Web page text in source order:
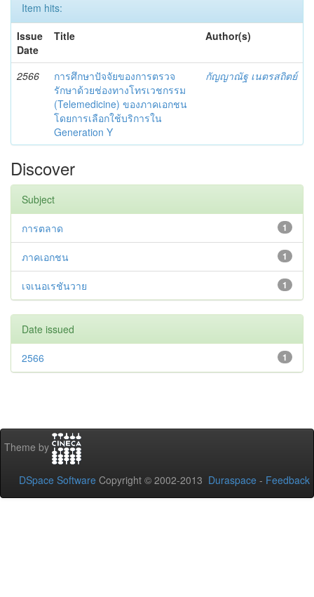
Item hits:
Issue
Date
Title Author(s)
2566
การศึกษาปัจจัยของการตรวจ
รักษาด้วยช่องทางโทรเวชกรรม
(Telemedicine) ของภาคเอกชน
โดยการเลือกใช้บริการใน
Generation Y
กัญญาณัฐ เนตรสถิตย์
Discover
Subject
1
การตลาด
1
ภาคเอกชน
1
เจเนอเรชันวาย
Date issued
1
2566
Theme by
DSpace Software Copyright © 2002-2013 Duraspace - Feedback